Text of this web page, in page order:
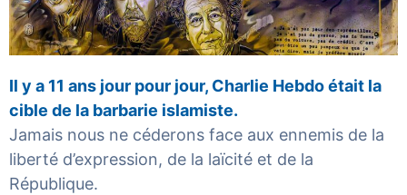
Il y a 11 ans jour pour jour, Charlie Hebdoétait la
cible de la barbarie islamiste.
Jamais nous ne céderons face aux ennemis de la
liberté d’expression, de la laïcité et de la
République.